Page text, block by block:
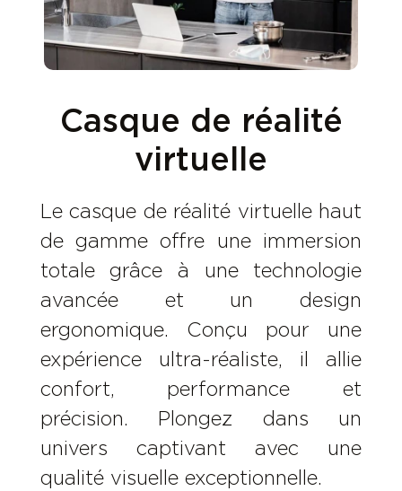
Casque de réalité
virtuelle
Le casque de réalité virtuelle haut
de gamme offre une immersion
totale grâce à une technologie
avancée et un design
ergonomique. Conçu pour une
expérience ultra-réaliste, il allie
confort, performance et
précision. Plongez dans un
univers captivant avec une
qualité visuelle exceptionnelle.